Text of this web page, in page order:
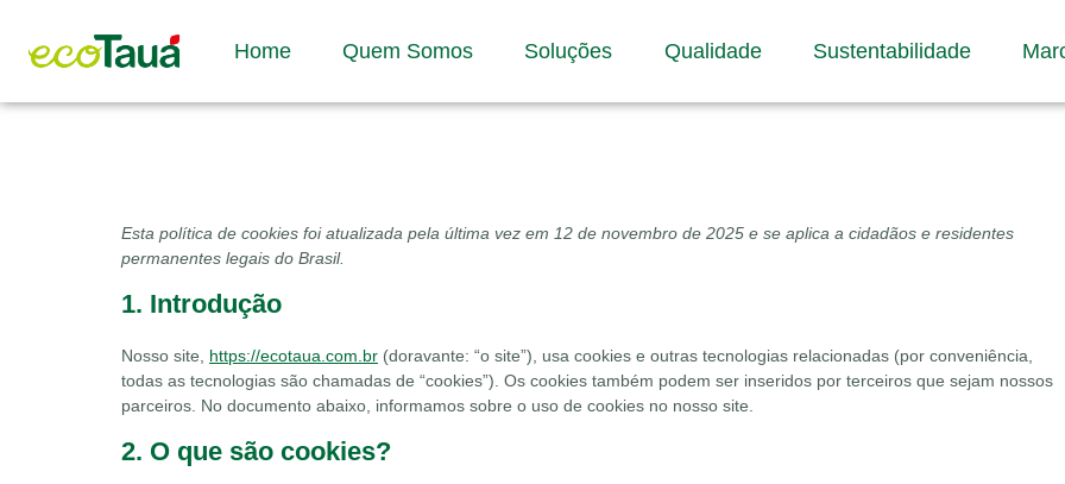
Home Quem Somos Soluções Qualidade Sustentabilidade
Esta política de cookies foi atualizada pela última vez em 12 de novembro de 2025 e se aplica a cidadãos e residentes
permanentes legais do Brasil.
1. Introdução
Nosso site, https://ecotaua.com.br (doravante: “o site”), usa cookies e outras tecnologias relacionadas (por conveniência,
todas as tecnologias são chamadas de “cookies”). Os cookies também podem ser inseridos por terceiros que sejam nossos
parceiros. No documento abaixo, informamos sobre o uso de cookies no nosso site.
2. O que são cookies?